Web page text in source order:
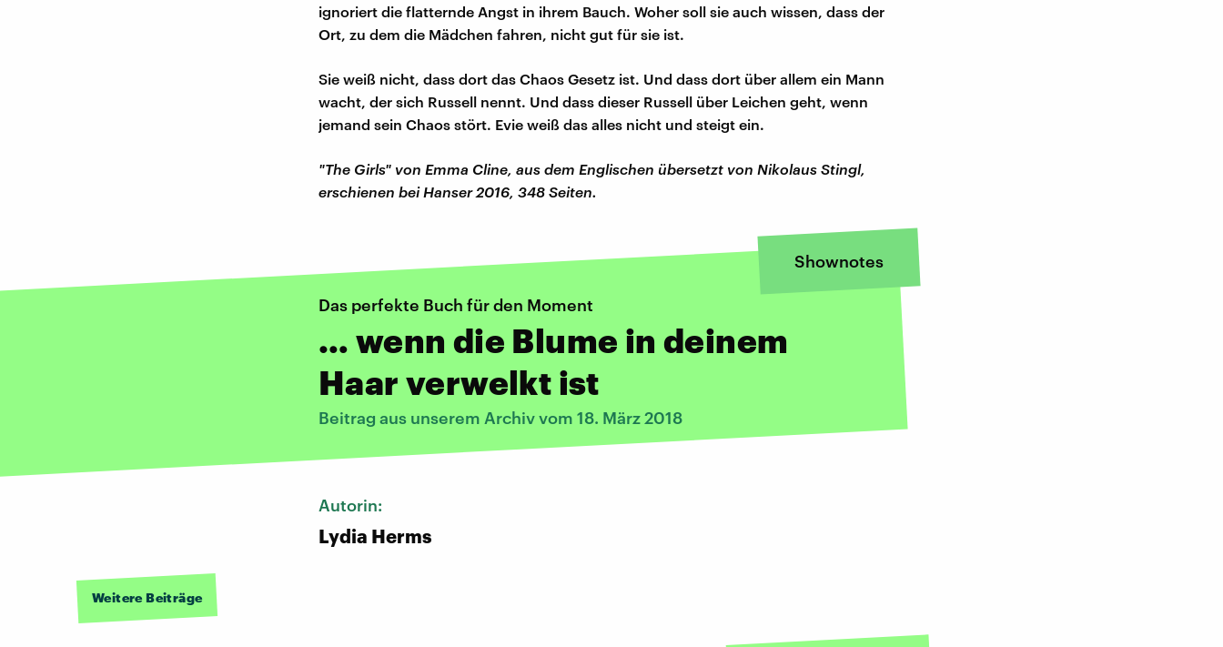
ignoriert die flatternde Angst in ihrem Bauch. Woher soll sie auch wissen, dass der
Ort, zu dem die Mädchen fahren, nicht gut für sie ist.
Sie weiß nicht, dass dort das Chaos Gesetz ist. Und dass dort über allem ein Mann
wacht, der sich Russell nennt. Und dass dieser Russell über Leichen geht, wenn
jemand sein Chaos stört. Evie weiß das alles nicht und steigt ein.
"The Girls" von Emma Cline, aus dem Englischen übersetzt von Nikolaus Stingl,
erschienen bei Hanser 2016, 348 Seiten.
Shownotes
Das perfekte Buch für den Moment
… wenn die Blume in deinem
Haar verwelkt ist
Beitrag aus unserem Archiv vom 18. März 2018
Autorin:
Lydia Herms
Weitere Beiträge